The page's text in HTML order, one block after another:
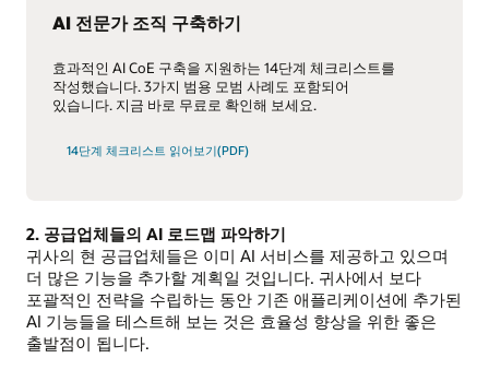
AI 전문가 조직 구축하기
효과적인 AI CoE 구축을 지원하는 14단계 체크리스트를
작성했습니다. 3가지 범용 모범 사례도 포함되어
있습니다. 지금 바로 무료로 확인해 보세요.
14단계 체크리스트 읽어보기(PDF)
2. 공급업체들의 AI 로드맵 파악하기
귀사의 현 공급업체들은 이미 AI 서비스를 제공하고 있으며
더 많은 기능을 추가할 계획일 것입니다. 귀사에서 보다
포괄적인 전략을 수립하는 동안 기존 애플리케이션에 추가된
AI 기능들을 테스트해 보는 것은 효율성 향상을 위한 좋은
출발점이 됩니다.